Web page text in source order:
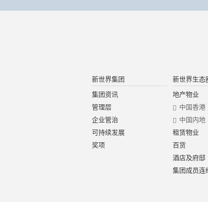
新世界集团
集团资讯
管理层
企业管治
可持续发展
奖项
新世界生态
地产物业
中国香港
中国内地
租赁物业
百货
酒店及府邸
集团成员连